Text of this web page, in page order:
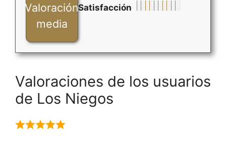
Valoración
media
Satisfacción
Valoraciones de los usuarios
de Los Niegos